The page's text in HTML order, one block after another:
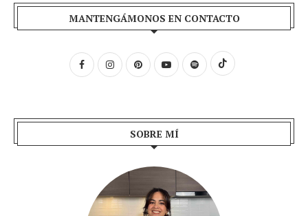
MANTENGÁMONOS EN CONTACTO
SOBRE MÍ